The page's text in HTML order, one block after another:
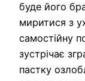
буде його
миритися з
самостійну
зустрічає
пастку